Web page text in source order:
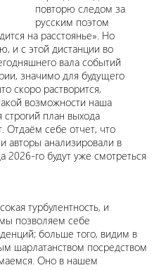
повторю следом за
русским поэтом
на расстоянье». Но
и с этой дистанции во
вала событий
значимо для будущего
скоро растворится,
возможности наша
план выхода
Отдаём себе отчет, что
анализировали в
2026-го будут уже смотреться
турбулентность, и
позволяем себе
больше того, видим в
шарлатанством посредством
Оно в нашем